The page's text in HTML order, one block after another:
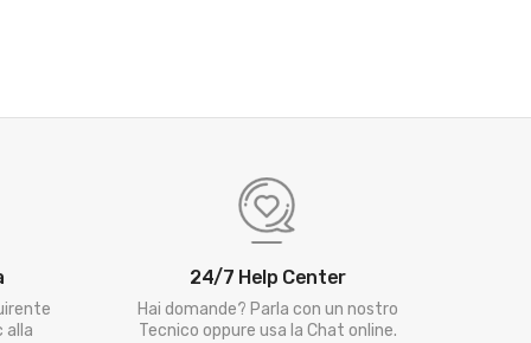
alla
24/7 Help Center
Hai domande? Parla con un nostro
Tecnico oppure usa la Chat online.